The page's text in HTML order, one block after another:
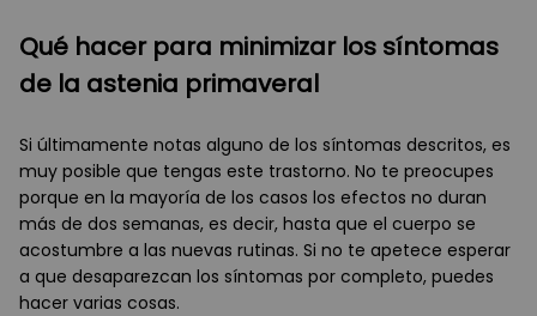
Qué hacer para minimizar los síntomas
de la astenia primaveral
Si últimamente notas alguno de los síntomas descritos, es
muy posible que tengas este trastorno. No te preocupes
porque en la mayoría de los casos los efectos no duran
más de dos semanas, es decir, hasta que el cuerpo se
acostumbre a las nuevas rutinas. Si no te apetece esperar
a que desaparezcan los síntomas por completo, puedes
hacer varias cosas.